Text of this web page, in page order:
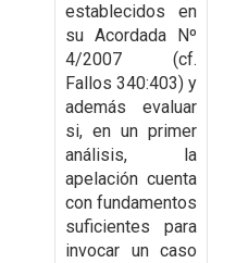
establecidos en
su Acordada Nº
4/2007 (cf.
Fallos 340:403) y
además evaluar
si, en un primer
análisis, la
apelación cuenta
con fundamentos
suficientes para
invocar un caso